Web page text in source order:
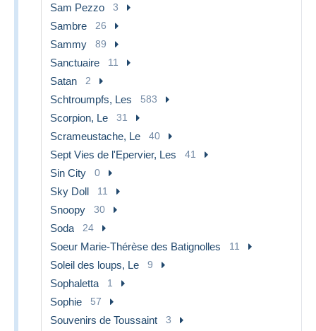
Sam Pezzo 3
Sambre 26
Sammy 89
Sanctuaire 11
Satan 2
Schtroumpfs, Les 583
Scorpion, Le 31
Scrameustache, Le 40
Sept Vies de l'Epervier, Les 41
Sin City 0
Sky Doll 11
Snoopy 30
Soda 24
Soeur Marie-Thérèse des Batignolles 11
Soleil des loups, Le 9
Sophaletta 1
Sophie 57
Souvenirs de Toussaint 3